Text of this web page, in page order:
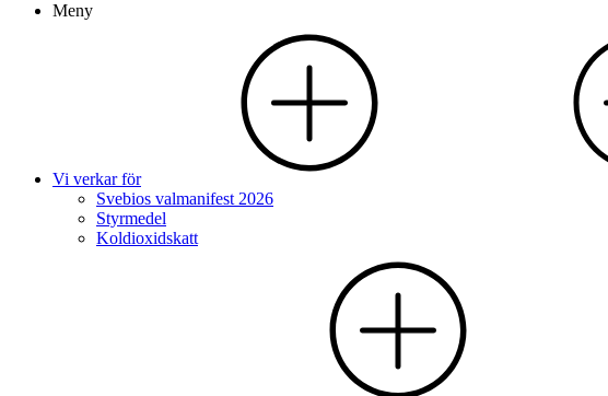
Meny
Vi verkar för
Svebios valmanifest 2026
Styrmedel
Koldioxidskatt